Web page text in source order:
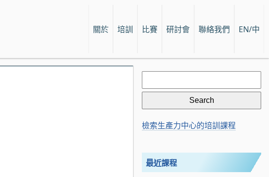
關於 培訓 比賽 研討會 聯絡我們 EN/中
Search
for:
檢索生產力中心的培訓課程
最近課程